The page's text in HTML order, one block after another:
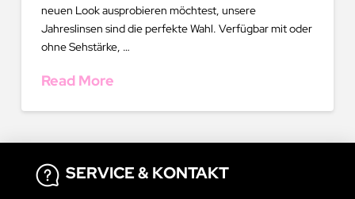
neuen Look ausprobieren möchtest, unsere
Jahreslinsen sind die perfekte Wahl. Verfügbar mit oder
ohne Sehstärke, …
Read More
SERVICE & KONTAKT